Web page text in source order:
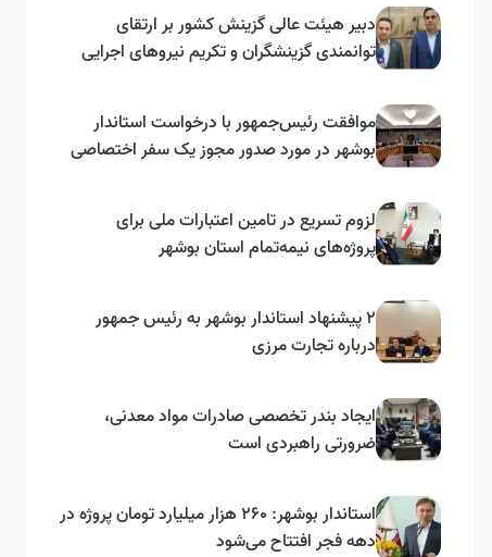
دبیر هیئت عالی گزینش کشور بر ارتقای
توانمندی گزینشگران و تکریم نیروهای اجرایی
موافقت رئیس‌جمهور با درخواست استاندار
بوشهر در مورد صدور مجوز یک سفر اختصاصی
لزوم تسریع در تامین اعتبارات ملی برای
پروژه‌های نیمه‌تمام استان بوشهر
۲ پیشنهاد استاندار بوشهر به رئیس جمهور
درباره تجارت مرزی
ایجاد بندر تخصصی صادرات مواد معدنی،
ضرورتی راهبردی است
استاندار بوشهر: ۲۶۰ هزار میلیارد تومان پروژه در
دهه فجر افتتاح می‌شود